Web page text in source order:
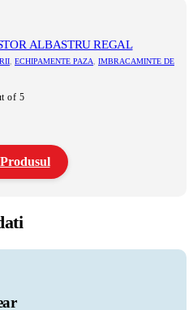
ALBASTRU REGAL
, ECHIPAMENTE PAZA, IMBRACAMINTE DE
of 5